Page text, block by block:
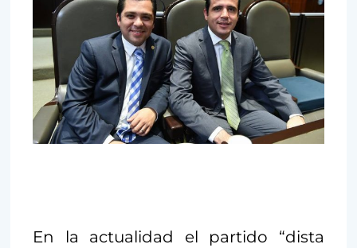
En la actualidad el partido “dista